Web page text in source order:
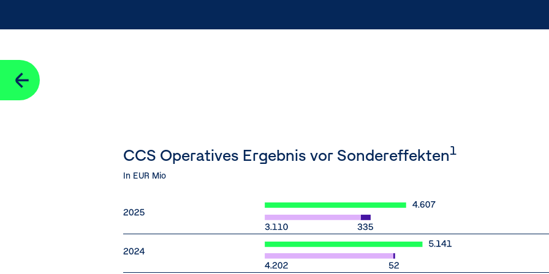
Seitennavigation
CCS Operatives Ergebnis vor Sondereffekten1
In EUR Mio